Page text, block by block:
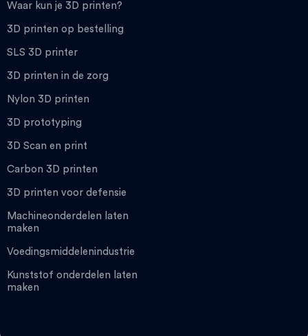
Waar kun je 3D printen?
3D printen op bestelling
SLS 3D printer
3D printen in de zorg
Nylon 3D printen
3D prototyping
3D Scan en print
Carbon 3D printen
3D printen voor defensie
Machineonderdelen laten
maken
Voedingsmiddelenindustrie
Kunststof onderdelen laten
maken